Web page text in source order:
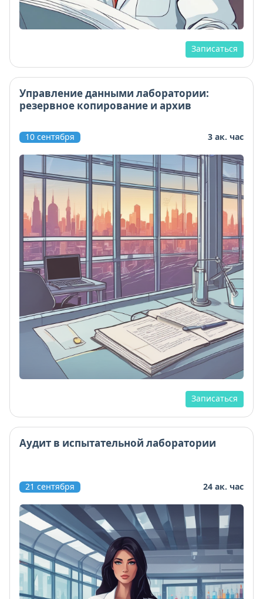
Записаться
Управление данными лаборатории:
резервное копирование и архив
10 сентября 3 ак. час
Записаться
Аудит в испытательной лаборатории
21 сентября 24 ак. час